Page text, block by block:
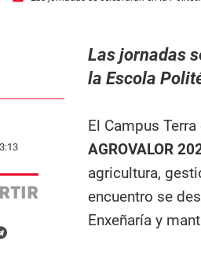
Las jornadas
la Escola
El Campus
AGROVALOR
agricultura,
encuentro se
Enxeñaría y